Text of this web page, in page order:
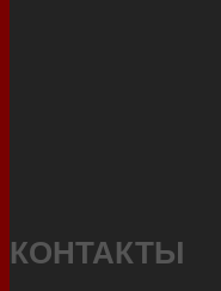
КОНТАКТЫ